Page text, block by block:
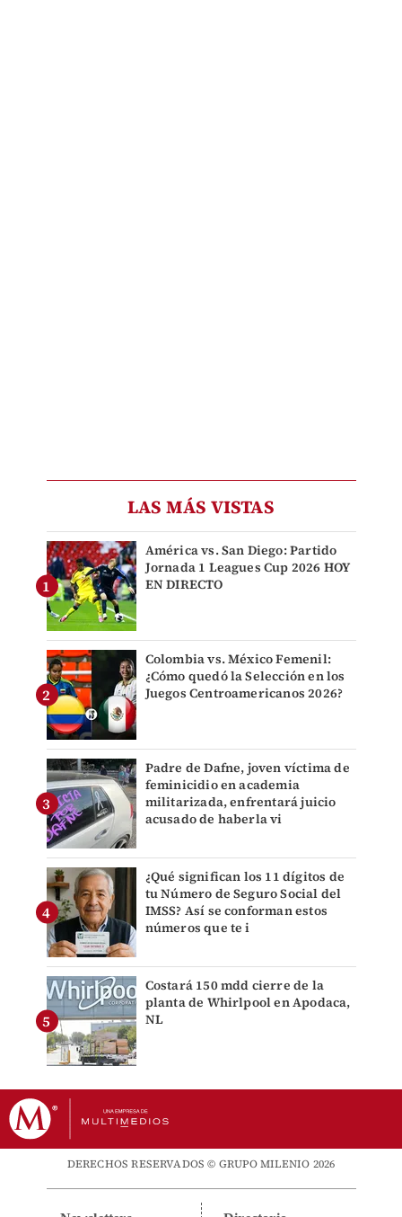
LAS MÁS VISTAS
América vs. San Diego: Partido
Jornada 1 Leagues Cup 2026 HOY
EN DIRECTO
Colombia vs. México Femenil:
¿Cómo quedó la Selección en los
Juegos Centroamericanos 2026?
Padre de Dafne, joven víctima de
feminicidio en academia
militarizada, enfrentará juicio
acusado de haberla vi
¿Qué significan los 11 dígitos de
tu Número de Seguro Social del
IMSS? Así se conforman estos
números que te i
Costará 150 mdd cierre de la
planta de Whirlpool en Apodaca,
NL
DERECHOS RESERVADOS © GRUPO MILENIO 2026